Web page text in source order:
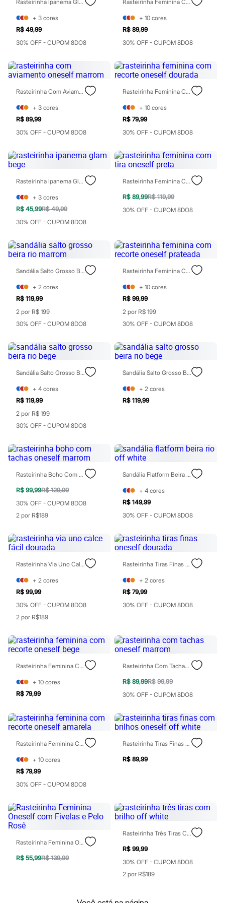
Homem Aranha
Minecraft
Naruto
Patrulha Canina
Sonic
Beleza
Kits
Perfumes árabes
Novidades
Condicionador
Escovas e Pentes
Finalizadores
Shampoo
Cuidados com o corpo
Hidratante
Protetor solar
Tratamento
Esfoliante
Hidratante
Tônicos
Base
Batom
Corretivo
Pó facial
Sombras
Al Wataniah
Banderas
Beleza C&A
Bruna Tavares
Carolina Herrera
Ciclo
Fran by Franciny Ehlke
Lancôme
Mari Maria
Mascavo
Niina Secrets
Océane
Rabanne
Real Techniques
Vizzela
Vult
Perfumes
Perfumes femininos
Perfumes masculinos
Todos os produtos
Novidades
Blusas
Calças
Casacos e Jaquetas
Jeans
Saias
Shorts e Bermudas
T-shirt
Vestidos
Acessórios
Alfaiataria
Calçados
Guarda-roupa
Moda esportiva
Plus size
Special Basics
Calçados
Novidades
Feminino
Chinelos
Pantufas
Rasteirinhas
Sandálias
Sapatos
Scarpin
Tênis
Chinelos
Sandálias
Sapatênis
Tênis
Babuche
Rasteirinha Ipanema Glam Bege
+ 3 cores
R$ 49,99
30% OFF - CUPOM 8DO8
Rasteirinha Feminina Com Recorte Oneself Dourada
+ 10 cores
R$ 89,99
30% OFF - CUPOM 8DO8
Rasteirinha Com Aviamento Oneself Marrom
+ 3 cores
R$ 89,99
30% OFF - CUPOM 8DO8
Rasteirinha Feminina Com Recorte Oneself Dourada
+ 10 cores
R$ 79,99
30% OFF - CUPOM 8DO8
Rasteirinha Ipanema Glam Bege
+ 3 cores
R$ 45,99R$ 49,99
30% OFF - CUPOM 8DO8
Rasteirinha Feminina Com Tira Oneself Preta
R$ 89,99R$ 119,99
30% OFF - CUPOM 8DO8
Sandália Salto Grosso Beira Rio Marrom
+ 2 cores
R$ 119,99
2 por R$ 199
30% OFF - CUPOM 8DO8
Rasteirinha Feminina Com Recorte Oneself Prateada
+ 10 cores
R$ 99,99
2 por R$ 199
30% OFF - CUPOM 8DO8
Sandália Salto Grosso Beira Rio Bege
+ 4 cores
R$ 119,99
2 por R$ 199
30% OFF - CUPOM 8DO8
Sandália Salto Grosso Beira Rio Bege
+ 2 cores
R$ 119,99
Rasteirinha Boho Com Tachas Oneself Marrom
R$ 99,99R$ 129,99
30% OFF - CUPOM 8DO8
2 por R$189
Sandália Flatform Beira Rio Off White
+ 4 cores
R$ 149,99
30% OFF - CUPOM 8DO8
Rasteirinha Via Uno Calce Fácil Dourada
+ 2 cores
R$ 99,99
30% OFF - CUPOM 8DO8
2 por R$189
Rasteirinha Tiras Finas Oneself Dourada
+ 2 cores
R$ 79,99
30% OFF - CUPOM 8DO8
Rasteirinha Feminina Com Recorte Oneself Bege
+ 10 cores
R$ 79,99
Rasteirinha Com Tachas Oneself Marrom
R$ 89,99R$ 99,99
30% OFF - CUPOM 8DO8
Rasteirinha Feminina Com Recorte Oneself Amarela
+ 10 cores
R$ 79,99
30% OFF - CUPOM 8DO8
Rasteirinha Tiras Finas Com Brilhos Oneself Off White
R$ 89,99
Rasteirinha Feminina Oneself Com Fivelas E Pelo Rosê
R$ 55,99R$ 139,99
Rasteirinha Três Tiras Com Brilho Off White
R$ 99,99
30% OFF - CUPOM 8DO8
2 por R$189